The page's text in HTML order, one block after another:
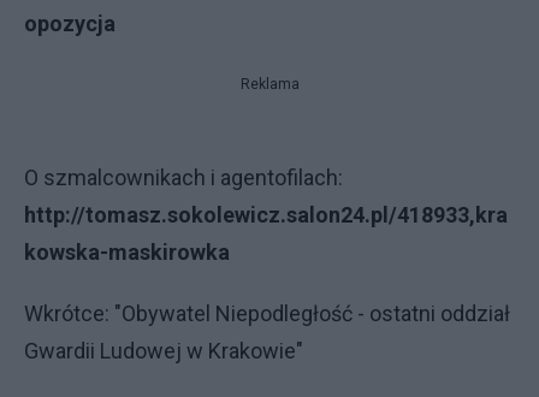
opozycja
Reklama
O szmalcownikach i agentofilach:
http://tomasz.sokolewicz.salon24.pl/418933,kra
kowska-maskirowka
Wkrótce: "Obywatel Niepodległość - ostatni oddział
Gwardii Ludowej w Krakowie"